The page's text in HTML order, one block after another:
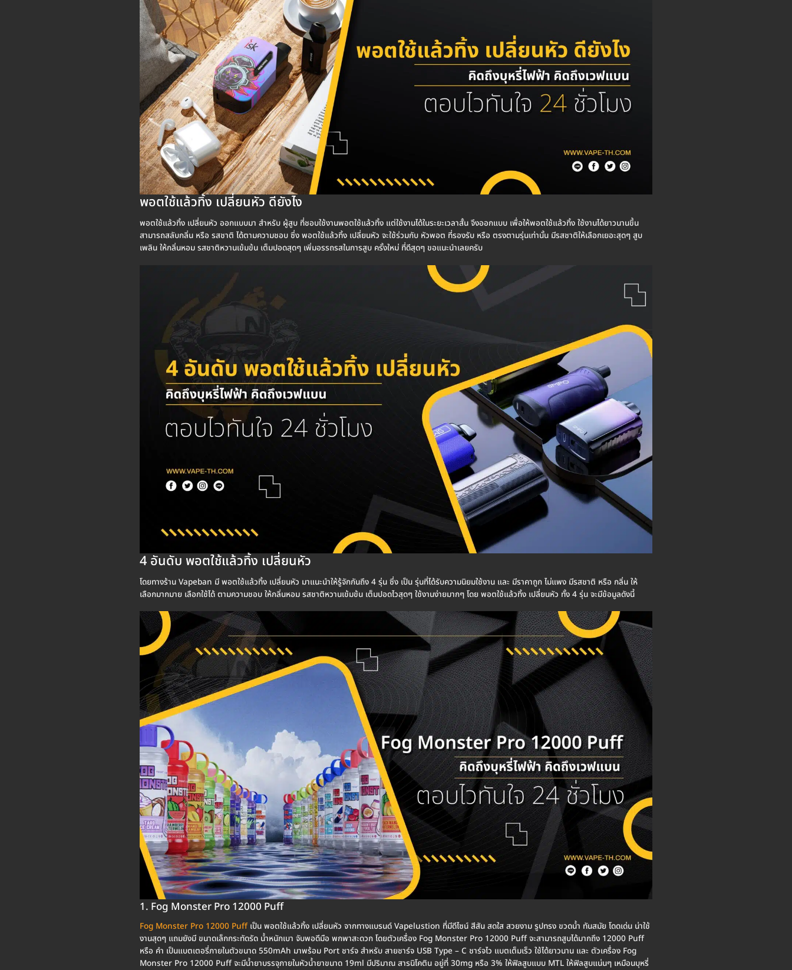
พอตใช้แล้วทิ้ง เปลี่ยนหัว ดียังไง
พอตใช้แล้วทิ้ง เปลี่ยนหัว ออกแบบมา สำหรับ ผู้สูบ ที่ชอบใช้งานพอตใช้แล้วทิ้ง แต่ใช้งานได้ในระยะเวลาสั้น จึงออกแบบ เพื่อให้พอตใช้แล้วทิ้ง ใช้งานได้ยาวนานขึ้น
สามารถสลับกลิ่น หรือ รสชาติ ได้ตามความชอบ ซึ่ง พอตใช้แล้วทิ้ง เปลี่ยนหัว จะใช้ร่วมกับ หัวพอต ที่รองรับ หรือ ตรงตามรุ่นเท่านั้น มีรสชาติให้เลือกเยอะสุดๆ สูบ
เพลิน ให้กลิ่นหอม รสชาติหวานเข้มข้น เต็มปอดสุดๆ เพิ่มอรรถรสในการสูบ ครั้งใหม่ ที่ดีสุดๆ ขอแนะนำเลยครับ
4 อันดับ พอตใช้แล้วทิ้ง เปลี่ยนหัว
โดยทางร้าน Vapeban มี พอตใช้แล้วทิ้ง เปลี่ยนหัว มาแนะนำให้รู้จักกันถึง 4 รุ่น ซึ่ง เป็น รุ่นที่ได้รับความนิยมใช้งาน และ มีราคาถูก ไม่แพง มีรสชาติ หรือ กลิ่น ให้
เลือกมากมาย เลือกใช้ได้ ตามความชอบ ให้กลิ่นหอม รสชาติหวานเข้มข้น เต็มปอดไวสุดๆ ใช้งานง่ายมากๆ โดย พอตใช้แล้วทิ้ง เปลี่ยนหัว ทั้ง 4 รุ่น จะมีข้อมูลดังนี้
1. Fog Monster Pro 12000 Puff
Fog Monster Pro 12000 Puffเป็น พอตใช้แล้วทิ้ง เปลี่ยนหัว จากทางแบรนด์ Vapelustion ที่มีดีไซน์ สีสัน สดใส สวยงาม รูปทรง ขวดน้ำ ทันสมัย โดดเด่น น่าใช้
งานสุดๆ แถมยังมี ขนาดเล็กกระทัดรัด น้ำหนักเบา จับพอดีมือ พกพาสะดวก โดยตัวเครื่อง Fog Monster Pro 12000 Puff จะสามารถสูบได้มากถึง 12000 Puff
หรือ คำ เป็นแบตเตอรี่ภายในตัวขนาด 550mAh มาพร้อม Port ชาร์จ สำหรับ สายชาร์จ USB Type – C ชาร์จไว แบตเต็มเร็ว ใช้ได้ยาวนาน และ ตัวเครื่อง Fog
Monster Pro 12000 Puff จะมีน้ำยาบรรจุภายในหัวน้ำยาขนาด 19ml มีปริมาณ สารนิโคติน อยู่ที่ 30mg หรือ 3% ให้ฟิลสูบแบบ MTL ให้ฟิลสูบแน่นๆ เหมือนบุหรี่